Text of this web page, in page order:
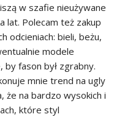
w szafie nieużywane
lat. Polecam też zakup
odcieniach: bieli, beżu,
modele
fason był zgrabny.
mnie trend na ugly
że na bardzo wysokich i
które styl